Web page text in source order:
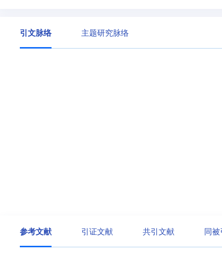
引文脉络 主题研究脉络
参考文献 引证文献 共引文献 同